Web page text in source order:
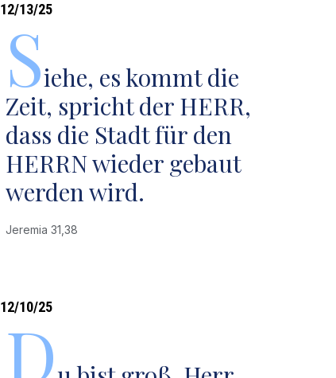
12/13/25
Siehe, es kommt die
Zeit, spricht der HERR,
dass die Stadt für den
HERRN wieder gebaut
werden wird.
Jeremia 31,38
12/10/25
D